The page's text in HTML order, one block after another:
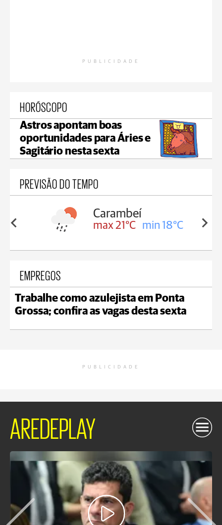
PUBLICIDADE
HORÓSCOPO
Astros apontam boas
oportunidades para Áries e
Sagitário nesta sexta
PREVISÃO DO TEMPO
18°C
Carambeí
max 21°C min 18°C
EMPREGOS
Trabalhe como azulejista em Ponta
Grossa; confira as vagas desta sexta
PUBLICIDADE
AREDEPLAY